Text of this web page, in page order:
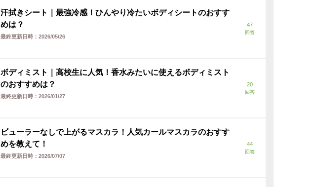
汗拭きシート｜最強冷感！ひんやり冷たいボディシートのおすす
めは？
最終更新日時： 2026/05/26
47
回答
ボディミスト｜高校生に人気！香水みたいに使えるボディミスト
のおすすめは？
最終更新日時： 2026/01/27
20
回答
ビューラーなしで上がるマスカラ！人気カールマスカラのおすす
めを教えて！
最終更新日時： 2026/07/07
44
回答